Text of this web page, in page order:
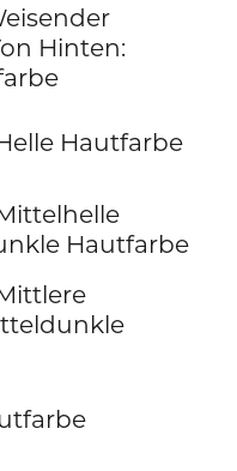
Hinten:
Hautfarbe
Hautfarbe